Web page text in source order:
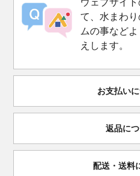
ウェブサイ
て、水まわ
ムの事など
えします。
お支払い
返品に
配送・送料